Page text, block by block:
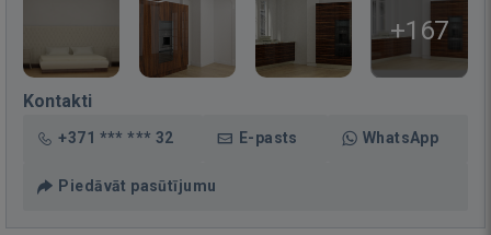
+167
Kontakti
+371 *** *** 32 E-pasts WhatsApp
Piedāvāt pasūtījumu